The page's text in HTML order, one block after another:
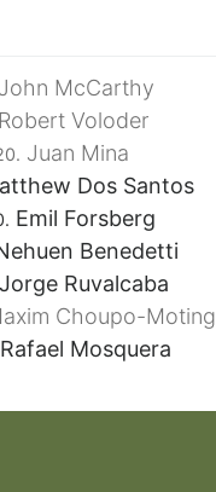
McCarthy
Voloder
Juan Mina
Dos Santos
Emil Forsberg
Benedetti
Ruvalcaba
Choupo-Moting
Mosquera